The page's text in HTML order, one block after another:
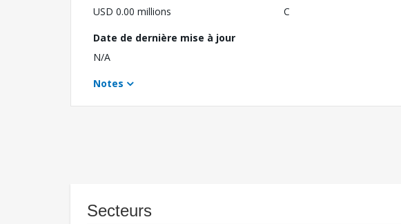
USD 0.00 millions
C
Date de dernière mise à jour
N/A
Notes
Secteurs